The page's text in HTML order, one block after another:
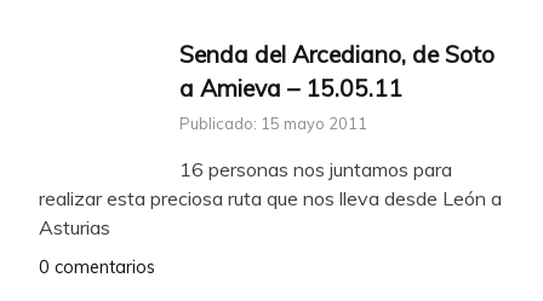
Senda del Arcediano, de Soto
a Amieva – 15.05.11
Publicado: 15 mayo 2011
16 personas nos juntamos para
realizar esta preciosa ruta que nos lleva desde León a
Asturias
0 comentarios